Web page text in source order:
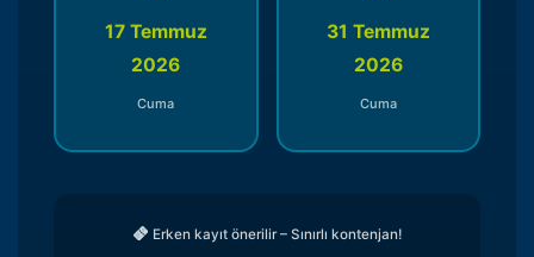
17 Temmuz
2026
Cuma
31 Temmuz
2026
Cuma
Erken kayıt önerilir – Sınırlı kontenjan!